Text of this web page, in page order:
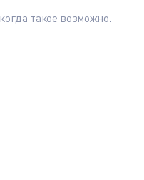
такое возможно.